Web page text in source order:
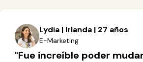
Lydia | Irlanda | 27 años
E-Marketing
"Fue increíble poder